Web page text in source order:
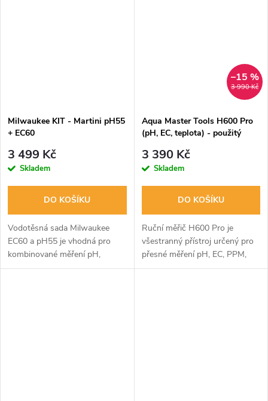
Milwaukee KIT - Martini pH55
+ EC60
3 499 Kč
Skladem
DO KOŠÍKU
Vodotěsná sada Milwaukee
EC60 a pH55 je vhodná pro
kombinované měření pH,
vodivosti, rozpustnosti látek a
3 990 Kč
–15 %
Aqua Master Tools H600 Pro
(pH, EC, teplota) - použitý
3 390 Kč
Skladem
DO KOŠÍKU
Ruční měřič H600 Pro je
všestranný přístroj určený pro
přesné měření pH, EC, PPM,
TDS a dalších parametrů v